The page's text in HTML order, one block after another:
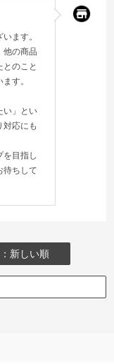
ます。
他の商品
のこと
す。
い」とい
対応にも
を目指し
待ちして
新しい順